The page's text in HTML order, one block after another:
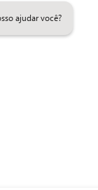
ajudar você?